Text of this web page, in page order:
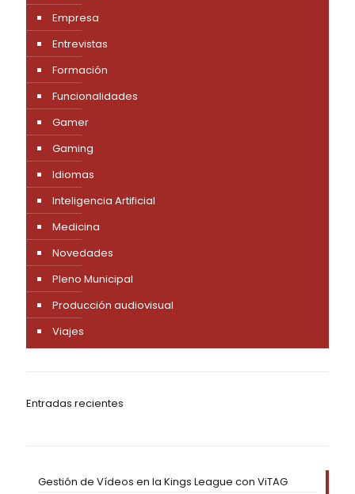
Empresa
Entrevistas
Formación
Funcionalidades
Gamer
Gaming
Idiomas
Inteligencia Artificial
Medicina
Novedades
Pleno Municipal
Producción audiovisual
Viajes
Entradas recientes
Gestión de Vídeos en la Kings League con ViTAG